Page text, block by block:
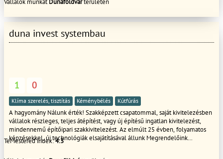
duna invest systembau
1 0
Klíma szerelés, tisztítás Kéménybélés Kútfúrás
A hagyomány Nálunk érték! Szakképzett csapatommal, saját kivitelezésben
vállalok részleges, teljes átépítést, vagy új építésű ingatlan kivitelezést,
mindennemű építőipari szakkivitelezést. Az elmúlt 25 évben, folyamatos
képzésekkel, új technológiák elsajátításával állunk Megrendelőink
TeMestered index:4.3